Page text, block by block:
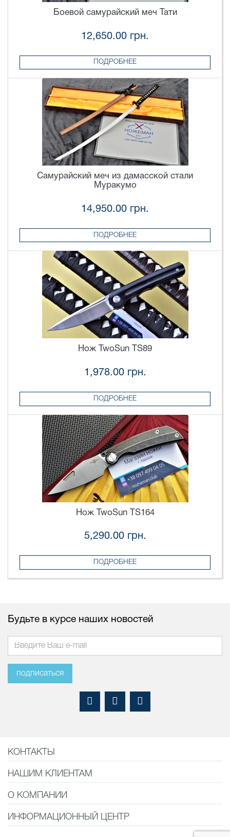
Боевой самурайский меч Тати
12,650.00 грн.
ПОДРОБНЕЕ
Самурайский меч из дамасской стали
Муракумо
14,950.00 грн.
ПОДРОБНЕЕ
Нож TwoSun TS89
1,978.00 грн.
ПОДРОБНЕЕ
Нож TwoSun TS164
5,290.00 грн.
ПОДРОБНЕЕ
Будьте в курсе наших новостей
подписаться
КОНТАКТЫ
НАШИМ КЛИЕНТАМ
О КОМПАНИИ
ИНФОРМАЦИОННЫЙ ЦЕНТР